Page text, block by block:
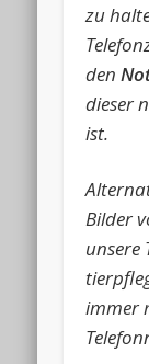
zu
den
dieser
ist.
Bilder
unsere
immer